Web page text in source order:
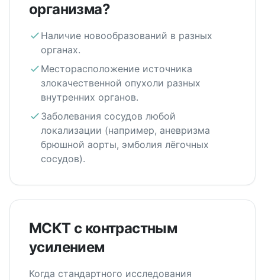
организма?
Наличие новообразований в разных
органах.
Месторасположение источника
злокачественной опухоли разных
внутренних органов.
Заболевания сосудов любой
локализации (например, аневризма
брюшной аорты, эмболия лёгочных
сосудов).
МСКТ с контрастным
усилением
Когда стандартного исследования